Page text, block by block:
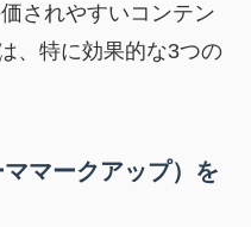
されやすいコンテン
、特に効果的な3つの
マークアップ）を